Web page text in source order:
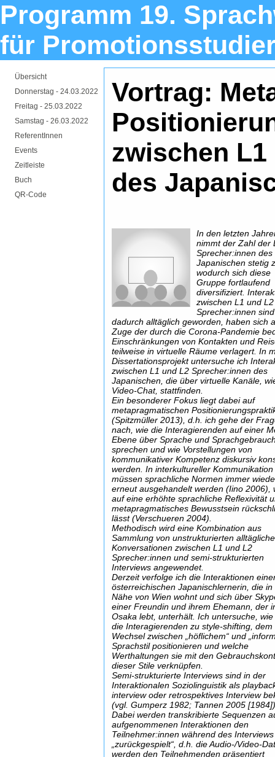
Programm 19.
für
Übersicht
Donnerstag - 24.03.2022
Freitag - 25.03.2022
Samstag - 26.03.2022
ReferentInnen
Events
Zeitleiste
Buch
QR-Code
Vortrag:
zwischen
des
In den letzten
nimmt der Zahl der
Sprecher:innen des
Japanischen stetig
wodurch sich diese
Gruppe fortlaufend
diversifiziert.
zwischen L1 und L2
Sprecher:innen sind
dadurch alltäglich geworden, haben sich
Zuge der durch die Corona-Pandemie
Einschränkungen von Kontakten und
teilweise in virtuelle Räume verlagert. In
Dissertationsprojekt untersuche ich
zwischen L1 und L2 Sprecher:innen des
Japanischen, die über virtuelle Kanäle,
Video-Chat, stattfinden.
Ein besonderer Fokus liegt dabei auf
metapragmatischen
(Spitzmüller 2013), d.h. ich gehe der
nach, wie die Interagierenden auf einer
Ebene über Sprache und
sprechen und wie Vorstellungen von
kommunikativer Kompetenz diskursiv
werden. In interkultureller Kommunikation
müssen sprachliche Normen immer
erneut ausgehandelt werden (Iino 2006),
auf eine erhöhte sprachliche Reflexivität
metapragmatisches Bewusstsein
lässt (Verschueren 2004).
Methodisch wird eine Kombination aus
Sammlung von unstrukturierten
Konversationen zwischen L1 und L2
Sprecher:innen und semi-strukturierten
Interviews angewendet.
Derzeit verfolge ich die Interaktionen
österreichischen Japanischlernerin, die in
Nähe von Wien wohnt und sich über
einer Freundin und ihrem Ehemann, der
Osaka lebt, unterhält. Ich untersuche, wie
die Interagierenden zu style-shifting, dem
Wechsel zwischen „höflichem“ und
Sprachstil positionieren und welche
Werthaltungen sie mit den
dieser Stile verknüpfen.
Semi-strukturierte Interviews sind in der
Interaktionalen Soziolinguistik als
interview oder retrospektives Interview
(vgl. Gumperz 1982; Tannen 2005
Dabei werden transkribierte Sequenzen
aufgenommenen Interaktionen den
Teilnehmer:innen während des Interviews
„zurückgespielt“, d.h. die Audio-/Video-
werden den Teilnehmenden präsentiert